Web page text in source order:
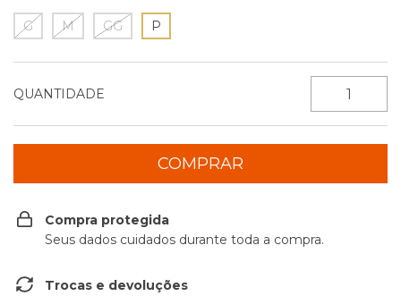
G
M GG P
QUANTIDADE
Compra protegida
Seus dados cuidados durante toda a compra.
Trocas e devoluções